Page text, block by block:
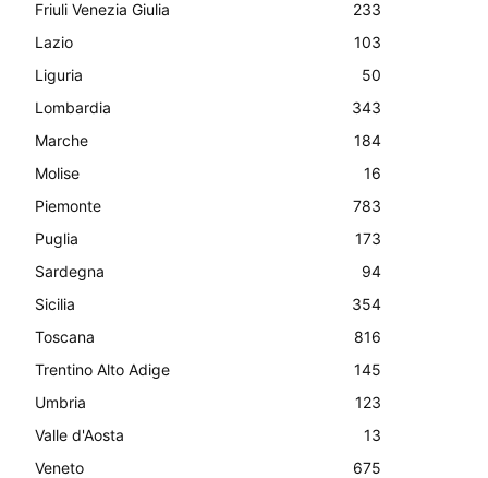
Friuli Venezia Giulia
233
Lazio
103
Liguria
50
Lombardia
343
Marche
184
Molise
16
Piemonte
783
Puglia
173
Sardegna
94
Sicilia
354
Toscana
816
Trentino Alto Adige
145
Umbria
123
Valle d'Aosta
13
Veneto
675